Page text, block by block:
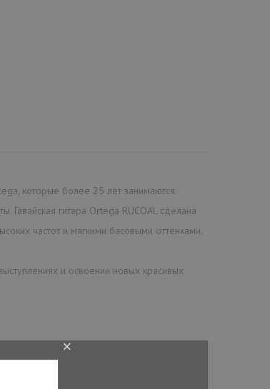
×
которые более 25 лет занимаются
гитара Ortega RUCOAL сделана
частот и мягкими басовыми оттенками.
и освоении новых красивых